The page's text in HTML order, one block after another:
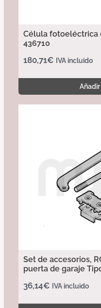
Célula fotoeléctrica
436710
180,71€ IVA incluido
Set de accesorios,
puerta de garaje
36,14€ IVA incluido